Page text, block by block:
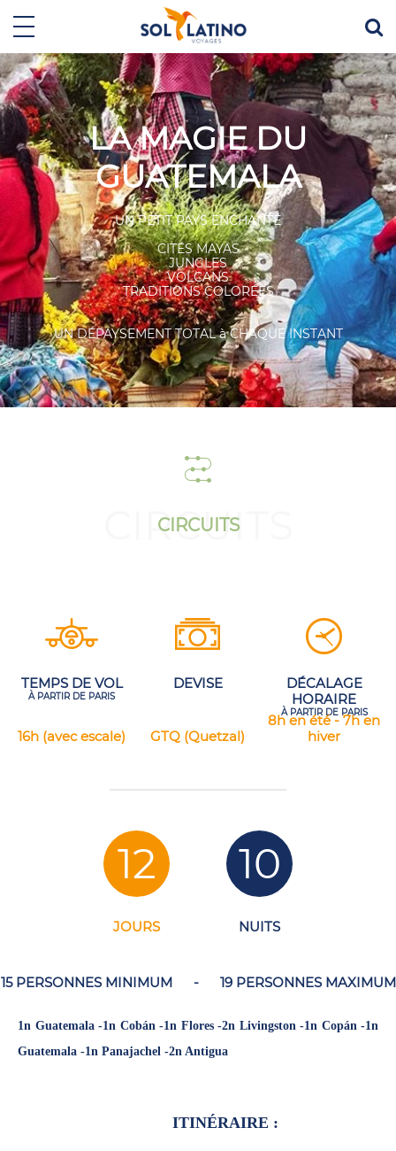
LA MAGIE DU
GUATEMALA
UN PETIT PAYS ENCHANTÉ
CITÉS MAYAS
JUNGLES
VOLCANS
TRADITIONS COLORÉES
UN DÉPAYSEMENT TOTAL à CHAQUE INSTANT
CIRCUITS
CIRCUITS
TEMPS DE VOL
À PARTIR DE PARIS
16h (avec escale)
DEVISE
GTQ (Quetzal)
DÉCALAGE
HORAIRE
À PARTIR DE PARIS
8h en été - 7h en
hiver
12
JOURS
10
NUITS
15 PERSONNES MINIMUM - 19 PERSONNES MAXIMUM
1n Guatemala -1n Cobán -1n Flores -2n Livingston -1n Copán -1n
Guatemala -1n Panajachel -2n Antigua
ITINÉRAIRE :